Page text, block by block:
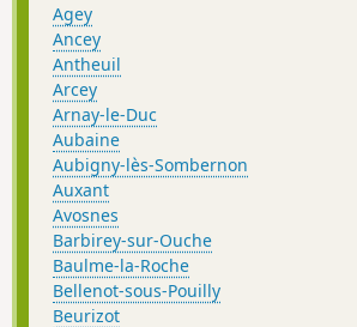
Agey
Ancey
Antheuil
Arcey
Arnay-le-Duc
Aubaine
Aubigny-lès-Sombernon
Auxant
Avosnes
Barbirey-sur-Ouche
Baulme-la-Roche
Bellenot-sous-Pouilly
Beurizot